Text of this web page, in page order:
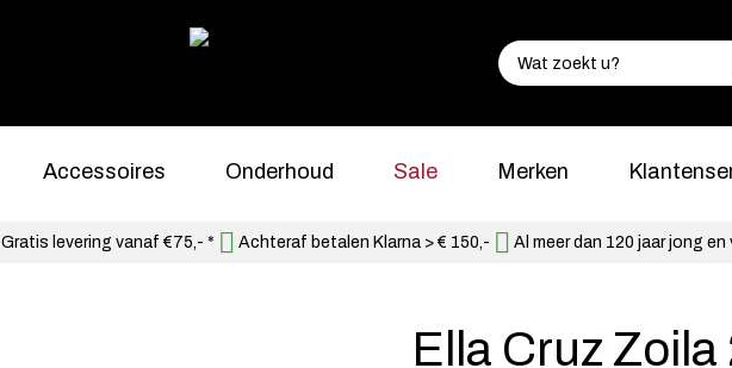
Accessoires Onderhoud Sale Merken
Gratis levering vanaf €75,- * Achteraf betalen Klarna > € 150,- Al meer dan 120 jaar jong en
Ella Cruz